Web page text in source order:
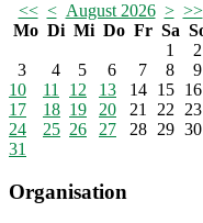
<< < August 2026 > >>
Mo Di Mi Do Fr Sa
1
2
3
4 5 6 7 8
9
10
11 12 13 14 15 16
17
18 19 20 21 22
23
24
25 26 27 28 29 30
31
Organisation